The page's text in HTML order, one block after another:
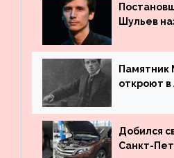
Шульев
Памятник
откроют в
Добился
Санкт-